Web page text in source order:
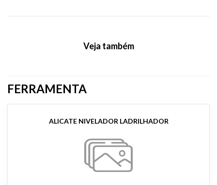
Veja também
FERRAMENTA
ALICATE NIVELADOR LADRILHADOR